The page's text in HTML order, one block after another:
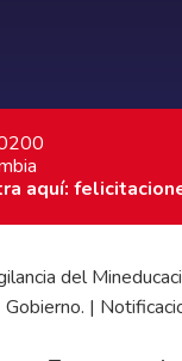
aquí:
del
Gobierno. |